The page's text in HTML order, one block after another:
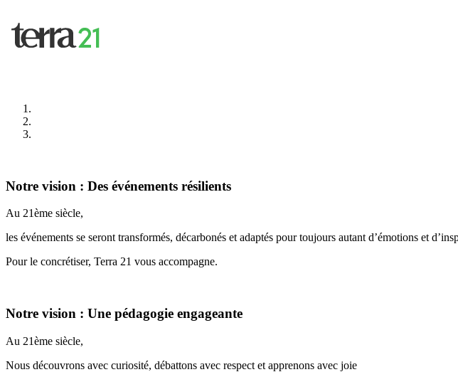
Notre vision : Des événements résilients
Au 21ème siècle,
les événements se seront transformés, décarbonés et adaptés pour toujours autant d’émotions et
Pour le concrétiser, Terra 21 vous accompagne.
Notre vision : Une pédagogie engageante
Au 21ème siècle,
Nous découvrons avec curiosité, débattons avec respect et apprenons avec joie